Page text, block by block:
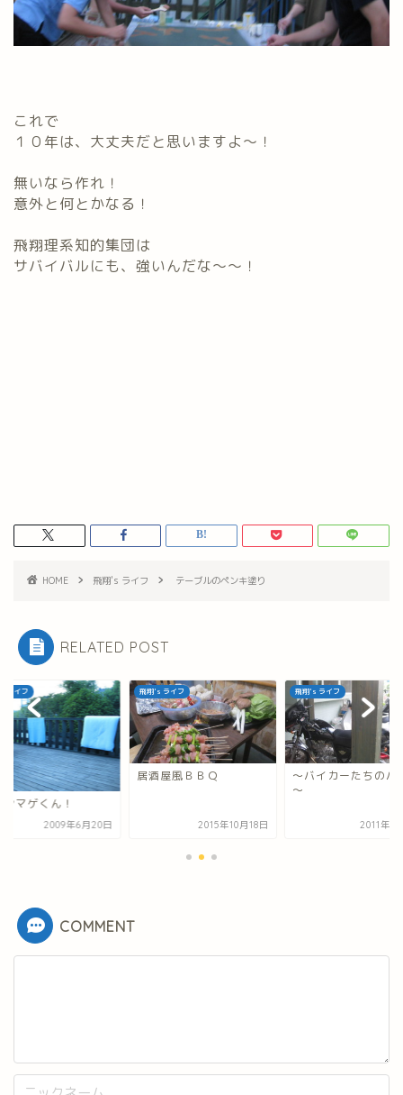
これで
１０年は、大丈夫だと思いますよ～！
無いなら作れ！
意外と何とかなる！
飛翔理系知的集団は
サバイバルにも、強いんだな～～！
HOME 飛翔's ライフ テーブルのペンキ塗り
RELATED POST
ライフ
マゲくん！
2009年6月20日
飛翔's ライフ
居酒屋風ＢＢＱ
2015年10月18日
飛翔's ライフ
～バイカーたちのバ
～
2011年11
COMMENT